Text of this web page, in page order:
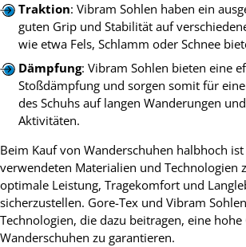
Traktion: Vibram Sohlen haben ein
guten Grip und Stabilität auf
wie etwa Fels, Schlamm oder Schnee
Dämpfung: Vibram Sohlen bieten eine
Stoßdämpfung und sorgen somit für
des Schuhs auf langen Wanderungen
Aktivitäten.
Beim Kauf von Wanderschuhen halbhoch
verwendeten Materialien und Technologien
optimale Leistung, Tragekomfort und
sicherzustellen. Gore-Tex und Vibram
Technologien, die dazu beitragen, eine
Wanderschuhen zu garantieren.